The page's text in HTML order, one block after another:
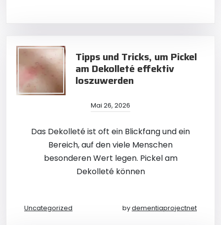
Tipps und Tricks, um Pickel
am Dekolleté effektiv
loszuwerden
Mai 26, 2026
Das Dekolleté ist oft ein Blickfang und ein
Bereich, auf den viele Menschen
besonderen Wert legen. Pickel am
Dekolleté können
Uncategorized bydementiaprojectnet